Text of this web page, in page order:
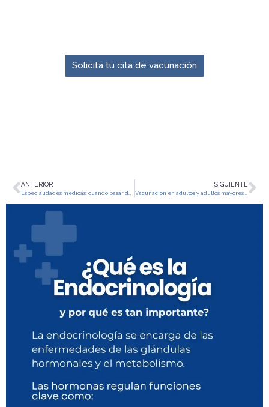
Solicita tu cita de vacunación
ANTERIOR SIGUIENTE